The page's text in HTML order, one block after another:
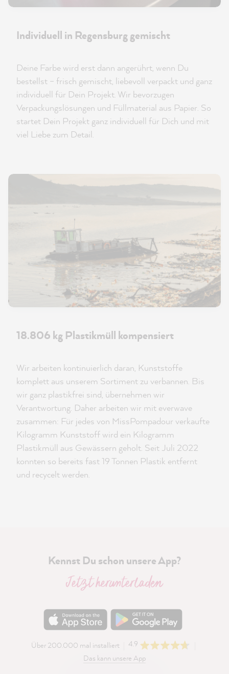
Individuell in Regensburg gemischt
Deine Farbe wird erst dann angerührt, wenn Du
bestellst – frisch gemischt, liebevoll verpackt und ganz
individuell für Dein Projekt. Wir bevorzugen
Verpackungslösungen und Füllmaterial aus Papier. So
startet Dein Projekt ganz individuell für Dich und mit
viel Liebe zum Detail.
18.806 kg Plastikmüll kompensiert
Wir arbeiten kontinuierlich daran, Kunststoffe
komplett aus unserem Sortiment zu verbannen. Bis
wir ganz plastikfrei sind, übernehmen wir
Verantwortung. Daher arbeiten wir mit everwave
zusammen: Für jedes von MissPompadour verkaufte
Kilogramm Kunststoff wird ein Kilogramm
Plastikmüll aus Gewässern geholt. Seit Juli 2022
konnten so bereits fast 19 Tonnen Plastik entfernt
und recycelt werden.
Kennst Du schon unsere App?
Jetzt herunterladen
Über 200.000 mal installiert
4.9
Das kann unsere App